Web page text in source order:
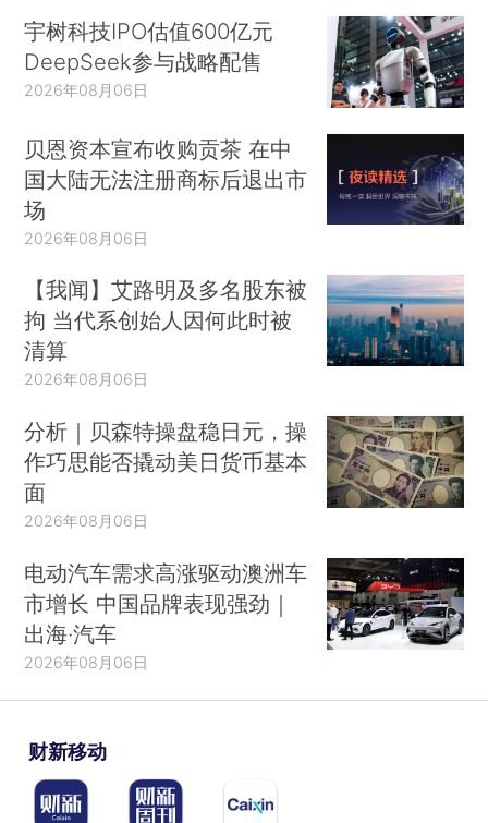
宇树科技IPO估值600亿元
DeepSeek参与战略配售
2026年08月06日
贝恩资本宣布收购贡茶 在中
国大陆无法注册商标后退出市
场
2026年08月06日
【我闻】艾路明及多名股东被
拘 当代系创始人因何此时被
清算
2026年08月06日
分析｜贝森特操盘稳日元，操
作巧思能否撬动美日货币基本
面
2026年08月06日
电动汽车需求高涨驱动澳洲车
市增长 中国品牌表现强劲｜
出海·汽车
2026年08月06日
财新移动